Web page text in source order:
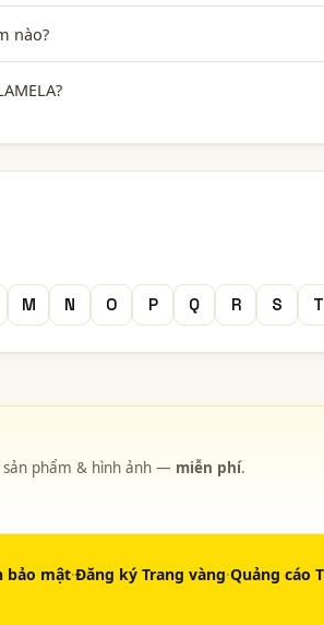
nào?
M N O P Q R S T
sản phẩm & hình ảnh — miễn phí.
bảo mật·Đăng ký Trang vàng·Quảng cáo